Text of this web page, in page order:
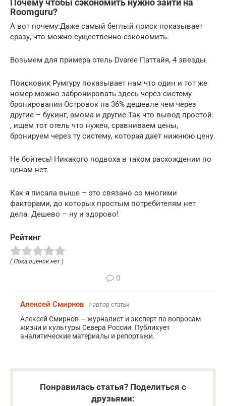
Почему чтобы сэкономить нужно зайти на
Roomguru?
А вот почему:Даже самый беглый поиск показывает
сразу, что можно существенно сэкономить.
Возьмем для примера отель Dvaree Паттайя, 4 звезды.
Поисковик Румгуру показывает нам что один и тот же
номер можно забронировать здесь через систему
бронирования Островок на 36% дешевле чем через
другие – букинг, амома и другие.Так что вывод простой:
, ищем тот отель что нужен, сравниваем цены,
бронируем через ту систему, которая дает нижнюю цену.
Не бойтесь! Никакого подвоха в таком расхождении по
ценам нет.
Как я писала выше – это связано со многими
факторами, до которых простым потребителям нет
дела. Дешево – ну и здорово!
Рейтинг
( Пока оценок нет )
0
Алексей Смирнов / автор статьи
Алексей Смирнов — журналист и эксперт по вопросам
жизни и культуры Севера России. Публикует
аналитические материалы и репортажи.
Понравилась статья? Поделиться с
друзьями: